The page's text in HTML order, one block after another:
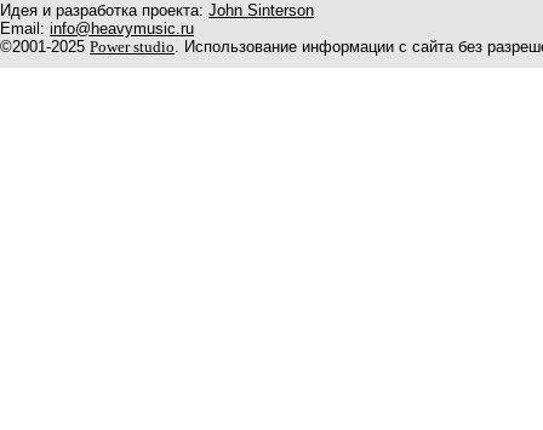
Идея и разработка проекта: John Sinterson
Email: info@heavymusic.ru
©2001-2025 Power studio. Использование информации с сайта без